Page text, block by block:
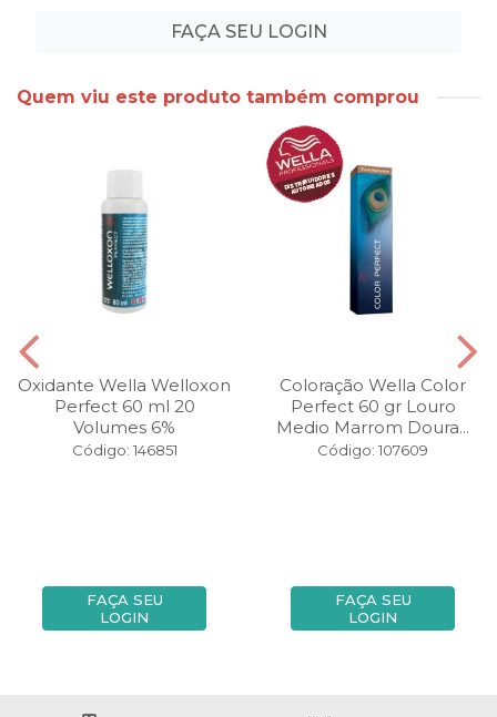
FAÇA SEU LOGIN
Quem viu este produto também comprou
Oxidante Wella Welloxon
Perfect 60 ml 20
Volumes 6%
Código: 146851
FAÇA SEU
LOGIN
Coloração Wella Color
Perfect 60 gr Louro
Medio Marrom Doura...
Código: 107609
FAÇA SEU
LOGIN